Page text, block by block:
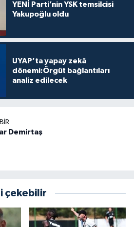
YENİ Parti’nin YSK temsilcisi
Yakupoğlu oldu
UYAP’ta yapay zekâ
dönemi:Örgüt bağlantıları
analiz edilecek
Demirtaş
çekebilir